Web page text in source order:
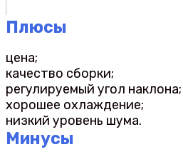
Плюсы
цена;
качество сборки;
регулируемый угол наклона;
хорошее охлаждение;
низкий уровень шума.
Минусы